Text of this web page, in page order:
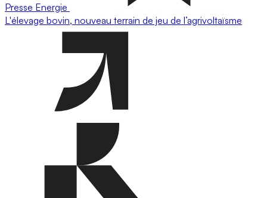
Presse Energie
L'élevage bovin, nouveau terrain de jeu de l’agrivoltaïsme